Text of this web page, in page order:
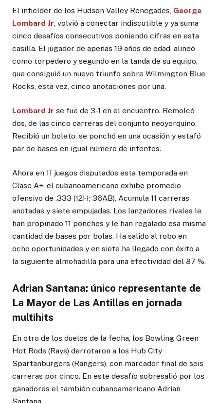
El infielder de los Hudson Valley Renegades, George
Lombard Jr , volvió a conectar indiscutible y ya suma
cinco desafíos consecutivos poniendo cifras en esta
casilla. El jugador de apenas 19 años de edad, alineó
como torpedero y segundo en la tanda de su equipo,
que consiguió un nuevo triunfo sobre Wilmington Blue
Rocks, esta vez, cinco anotaciones por una.
Lombard Jr se fue de 3-1 en el encuentro. Remolcó
dos, de las cinco carreras del conjunto neoyorquino.
Recibió un boleto, se ponchó en una ocasión y estafó
par de bases en igual número de intentos.
Ahora en 11 juegos disputados esta temporada en
Clase A+, el cubanoamericano exhibe promedio
ofensivo de .333 (12H; 36AB). Acumula 11 carreras
anotadas y siete empujadas. Los lanzadores rivales le
han propinado 11 ponches y le han regalado esa misma
cantidad de bases por bolas. Ha salido al robo en
ocho oportunidades y en siete ha llegado con éxito a
la siguiente almohadilla para una efectividad del 87 %.
Adrian Santana: único representante de
La Mayor de Las Antillas en jornada
multihits
En otro de los duelos de la fecha, los Bowling Green
Hot Rods (Rays) derrotaron a los Hub City
Spartanburgers (Rangers), con marcador final de seis
carreras por cinco. En este desafío sobresalió por los
ganadores el también cubanoamericano Adrian